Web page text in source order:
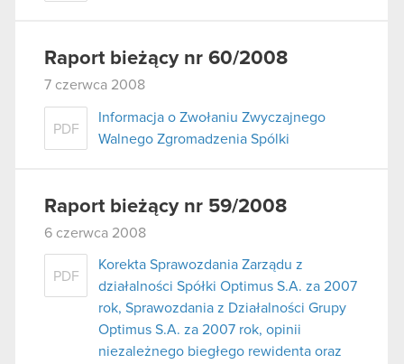
Raport bieżący nr 60/2008
7 czerwca 2008
PDF
Informacja o Zwołaniu Zwyczajnego
Walnego Zgromadzenia Spólki
Raport bieżący nr 59/2008
6 czerwca 2008
PDF
Korekta Sprawozdania Zarządu z
działalności Spółki Optimus S.A. za 2007
rok, Sprawozdania z Działalności Grupy
Optimus S.A. za 2007 rok, opinii
niezależnego biegłego rewidenta oraz